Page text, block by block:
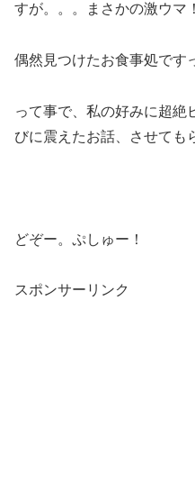
すが。。。まさかの激ウマ！
偶然見つけたお食事処です
って事で、私の好みに超絶
びに震えたお話、させても
どぞー。ぷしゅー！
スポンサーリンク